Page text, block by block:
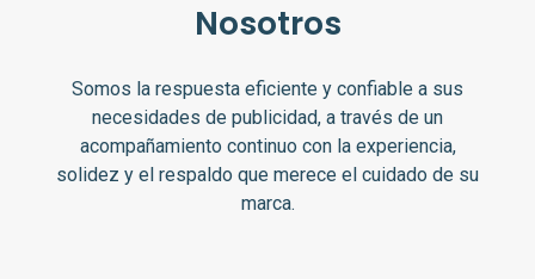
Nosotros
Somos la respuesta eficiente y confiable a sus
necesidades de publicidad, a través de un
acompañamiento continuo con la experiencia,
solidez y el respaldo que merece el cuidado de su
marca.